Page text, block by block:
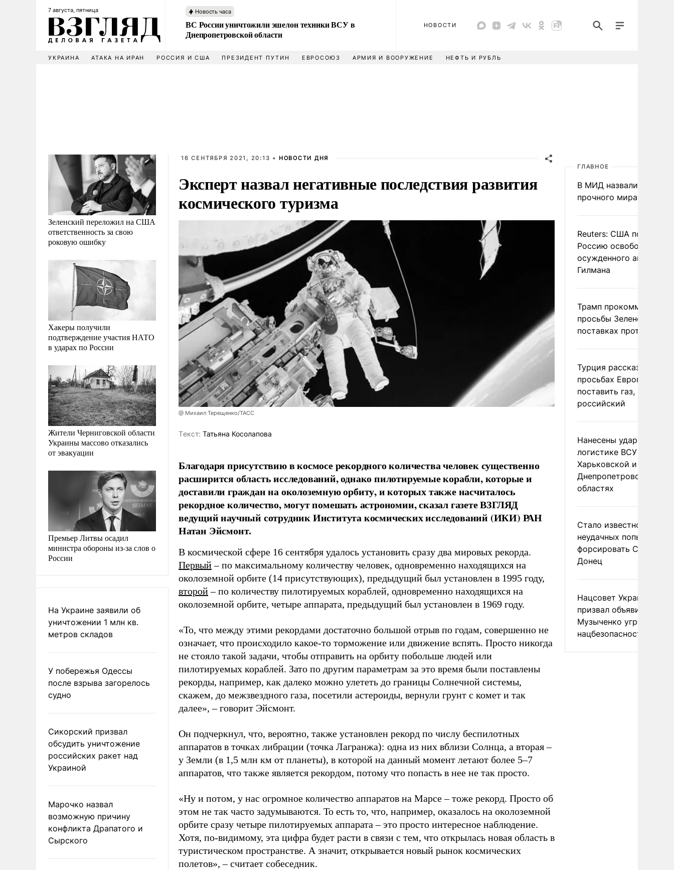
7 августа, пятница Новость часа
ВС России уничтожили эшелон техники ВСУ в
Днепропетровской области
НОВОСТИ
УКРАИНА АТАКА НА ИРАН РОССИЯ И США ПРЕЗИДЕНТ ПУТИН ЕВРОСОЮЗ АРМИЯ И ВООРУЖЕНИЕ НЕФТЬ И РУБЛЬ
Зеленский переложил на США
ответственность за свою
роковую ошибку
Хакеры получили
подтверждение участия НАТО
в ударах по России
Жители Черниговской области
Украины массово отказались
от эвакуации
Премьер Литвы осадил
министра обороны из-за слов о
России
На Украине заявили об
уничтожении 1 млн кв.
метров складов
У побережья Одессы
после взрыва загорелось
судно
Сикорский призвал
обсудить уничтожение
российских ракет над
Украиной
Марочко назвал
возможную причину
конфликта Драпатого и
Сырского
16 СЕНТЯБРЯ 2021, 20:13 • НОВОСТИ ДНЯ
Эксперт назвал негативные последствия развития
космического туризма
@ Михаил Терещенко/ТАСС
Tекст: Татьяна Косолапова
Благодаря присутствию в космосе рекордного количества человек существенно
расширится область исследований, однако пилотируемые корабли, которые и
доставили граждан на околоземную орбиту, и которых также насчиталось
рекордное количество, могут помешать астрономии, сказал газете ВЗГЛЯД
ведущий научный сотрудник Института космических исследований (ИКИ) РАН
Натан Эйсмонт.
В космической сфере 16 сентября удалось установить сразу два мировых рекорда.
Первый– по максимальному количеству человек, одновременно находящихся на
околоземной орбите (14 присутствующих), предыдущий был установлен в 1995 году,
второй– по количеству пилотируемых кораблей, одновременно находящихся на
околоземной орбите, четыре аппарата, предыдущий был установлен в 1969 году.
«То, что между этими рекордами достаточно большой отрыв по годам, совершенно не
означает, что происходило какое-то торможение или движение вспять. Просто никогда
не стояло такой задачи, чтобы отправить на орбиту побольше людей или
пилотируемых кораблей. Зато по другим параметрам за это время были поставлены
рекорды, например, как далеко можно улететь до границы Солнечной системы,
скажем, до межзвездного газа, посетили астероиды, вернули грунт с комет и так
далее», – говорит Эйсмонт.
Он подчеркнул, что, вероятно, также установлен рекорд по числу беспилотных
аппаратов в точках либрации (точка Лагранжа): одна из них вблизи Солнца, а вторая –
у Земли (в 1,5 млн км от планеты), в которой на данный момент летают более 5–7
аппаратов, что также является рекордом, потому что попасть в нее не так просто.
«Ну и потом, у нас огромное количество аппаратов на Марсе – тоже рекорд. Просто об
этом не так часто задумываются. То есть то, что, например, оказалось на околоземной
орбите сразу четыре пилотируемых аппарата – это просто интересное наблюдение.
Хотя, по-видимому, эта цифра будет расти в связи с тем, что открылась новая область в
туристическом пространстве. А значит, открывается новый рынок космических
полетов», – считает собеседник.
ГЛАВНОЕ
В МИД назвали условия
прочного мира на
Reuters: США
Россию освободить
осужденного
Гилмана
Трамп
просьбы Зеленского о
поставках
Турция рассказала о
просьбах Европы
поставить газ, но не
российский
Нанесены удары по
логистике ВСУ в
Харьковской и
Днепропетровской
областях
Стало известно о
неудачных попытках
форсировать
Донец
Нацсовет Украины по
призвал объявить
Музыченко угрозой
нацбезопасности